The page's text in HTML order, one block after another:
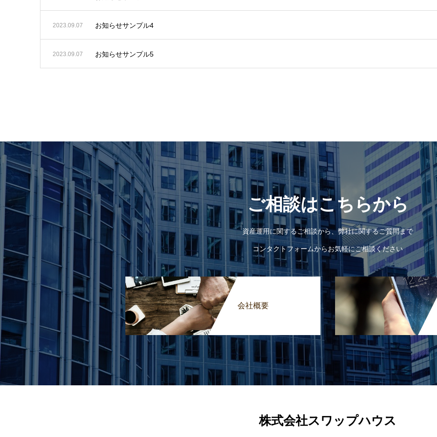
2023.09.07 お知らせサンプル4
2023.09.07 お知らせサンプル5
ご相談はこちらから
資産運用に関するご相談から、弊社に関するご質問まで
コンタクトフォームからお気軽にご相談ください
会社概要
株式会社スワップハウス